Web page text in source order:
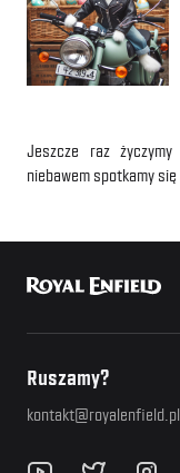
Jeszcze raz
niebawem spotkamy
Ruszamy?
kontakt@royalenfield.pl